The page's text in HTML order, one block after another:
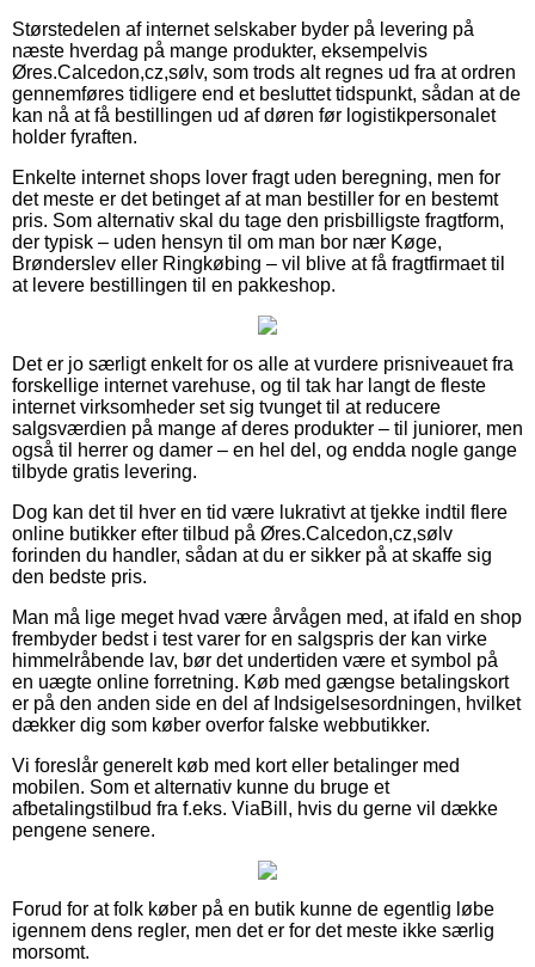
Størstedelen af internet selskaber byder på levering på
næste hverdag på mange produkter, eksempelvis
Øres.Calcedon,cz,sølv, som trods alt regnes ud fra at ordren
gennemføres tidligere end et besluttet tidspunkt, sådan at de
kan nå at få bestillingen ud af døren før logistikpersonalet
holder fyraften.
Enkelte internet shops lover fragt uden beregning, men for
det meste er det betinget af at man bestiller for en bestemt
pris. Som alternativ skal du tage den prisbilligste fragtform,
der typisk – uden hensyn til om man bor nær Køge,
Brønderslev eller Ringkøbing – vil blive at få fragtfirmaet til
at levere bestillingen til en pakkeshop.
Det er jo særligt enkelt for os alle at vurdere prisniveauet fra
forskellige internet varehuse, og til tak har langt de fleste
internet virksomheder set sig tvunget til at reducere
salgsværdien på mange af deres produkter – til juniorer, men
også til herrer og damer – en hel del, og endda nogle gange
tilbyde gratis levering.
Dog kan det til hver en tid være lukrativt at tjekke indtil flere
online butikker efter tilbud på Øres.Calcedon,cz,sølv
forinden du handler, sådan at du er sikker på at skaffe sig
den bedste pris.
Man må lige meget hvad være årvågen med, at ifald en shop
frembyder bedst i test varer for en salgspris der kan virke
himmelråbende lav, bør det undertiden være et symbol på
en uægte online forretning. Køb med gængse betalingskort
er på den anden side en del af Indsigelsesordningen, hvilket
dækker dig som køber overfor falske webbutikker.
Vi foreslår generelt køb med kort eller betalinger med
mobilen. Som et alternativ kunne du bruge et
afbetalingstilbud fra f.eks. ViaBill, hvis du gerne vil dække
pengene senere.
Forud for at folk køber på en butik kunne de egentlig løbe
igennem dens regler, men det er for det meste ikke særlig
morsomt.